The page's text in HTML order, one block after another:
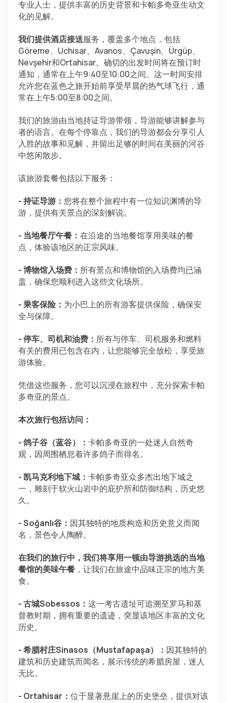
专业人士，提供丰富的历史背景和卡帕多奇亚生动文
化的见解。
我们提供酒店接送服务，覆盖多个地点，包括
Göreme、Uchisar、Avanos、Çavuşin、Ürgüp、
Nevşehir和Ortahisar。确切的出发时间将在预订时
通知，通常在上午9:40至10:00之间。这一时间安排
允许您在蓝色之旅开始前享受早晨的热气球飞行，通
常在上午5:00至8:00之间。
我们的旅游由当地持证导游带领，导游能够讲解参与
者的语言。在每个停靠点，我们的导游都会分享引人
入胜的故事和见解，并留出足够的时间在美丽的河谷
中悠闲散步。
该旅游套餐包括以下服务：
- 持证导游： 您将在整个旅程中有一位知识渊博的导
游，提供有关景点的深刻解说。
- 当地餐厅午餐： 在沿途的当地餐馆享用美味的餐
点，体验该地区的正宗风味。
- 博物馆入场费： 所有景点和博物馆的入场费均已涵
盖，确保您顺利进入这些文化场所。
- 乘客保险： 为小巴上的所有游客提供保险，确保安
全与保障。
- 停车、司机和油费： 所有与停车、司机服务和燃料
有关的费用已包含在内，让您能够完全放松，享受旅
游体验。
凭借这些服务，您可以沉浸在旅程中，充分探索卡帕
多奇亚的景点。
本次旅行包括访问：
- 鸽子谷（蓝谷）： 卡帕多奇亚的一处迷人自然奇
观，因周围栖息着许多鸽子而得名。
- 凯马克利地下城： 卡帕多奇亚众多杰出地下城之
一，雕刻于软火山岩中的庇护所和防御结构，历史悠
久。
- Soğanlı谷： 因其独特的地质构造和历史意义而闻
名，景色令人陶醉。
在我们的旅行中，我们将享用一顿由导游挑选的当地
餐馆的美味午餐 ，让我们在旅途中品味正宗的地方美
食。
- 古城Sobessos： 这一考古遗址可追溯至罗马和基
督教时期，拥有重要的遗迹，突显该地区丰富的文化
历史。
- 希腊村庄Sinasos（Mustafapaşa）： 因其独特的
建筑和历史建筑而闻名，展示传统的希腊房屋，迷人
无比。
- Ortahisar： 位于显著悬崖上的历史堡垒，提供对该